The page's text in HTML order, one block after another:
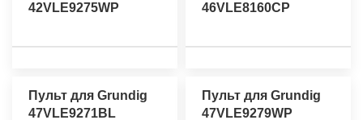
42VLE9275WP
46VLE8160CP
Пульт для Grundig
47VLE9271BL
Пульт для Grundig
47VLE9279WP